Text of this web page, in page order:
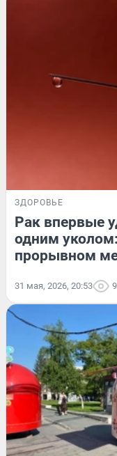
ЗДОРОВЬЕ
Рак впервые
одним
прорывном
31 мая, 2026, 20:53